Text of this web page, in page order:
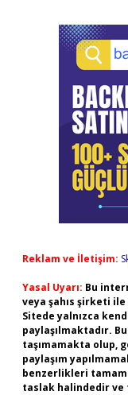
Reklam ve İletişim:
Yasal Uyarı: Bu
veya şahıs şirketi
Sitede yalnızca
paylaşılmaktadır.
taşımamakta olup,
paylaşım
benzerlikleri
taslak halindedir ve